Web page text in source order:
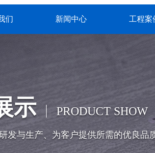
们 新闻中心 工程案
示 PRODUCT SHOW
发与生产、为客户提供所需的优良品